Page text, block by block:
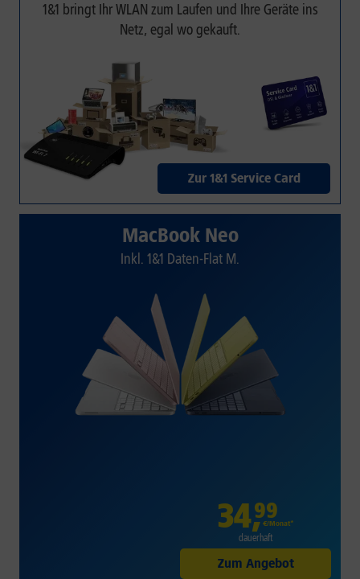
1&1 bringt Ihr WLAN zum Laufen und Ihre Geräte ins
Netz, egal wo gekauft.
Zur 1&1 Service Card
MacBook Neo
Inkl. 1&1 Daten-Flat M.
34,99
€/Monat*
dauerhaft
Zum Angebot